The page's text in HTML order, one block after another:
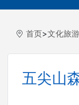
首页>文化旅游
五尖山